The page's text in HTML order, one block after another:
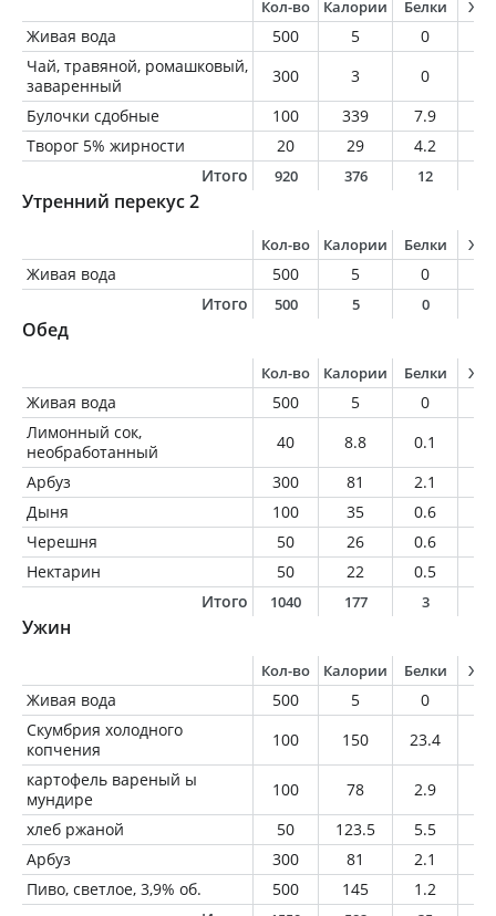
Кол-во Калории Белки
Живая вода 500 5 0
Чай, травяной, ромашковый,
заваренный
300 3 0
Булочки сдобные
100 339 7.9
Творог 5% жирности
20 29 4.2
Итого
920 376 12
Утренний перекус 2
Кол-во Калории Белки
Живая вода 500 5 0
Итого
500 5 0
Обед
Кол-во Калории Белки
Живая вода 500 5 0
Лимонный сок,
необработанный
40 8.8 0.1
Арбуз
300 81 2.1
Дыня
100 35 0.6
Черешня
50 26 0.6
Нектарин
50 22 0.5
Итого
1040 177 3
Ужин
Кол-во Калории Белки
Живая вода 500 5 0
Скумбрия холодного
копчения
100 150 23.4
картофель вареный ы
мундире
100 78 2.9
хлеб ржаной
50 123.5 5.5
Арбуз
300 81 2.1
Пиво, светлое, 3,9% об.
500 145 1.2